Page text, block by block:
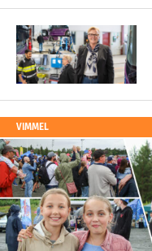
VIMMEL